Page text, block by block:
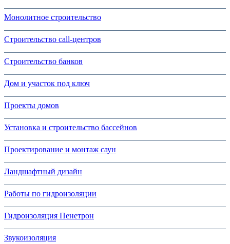
Монолитное строительство
Строительство call-центров
Строительство банков
Дом и участок под ключ
Проекты домов
Установка и строительство бассейнов
Проектирование и монтаж саун
Ландшафтный дизайн
Работы по гидроизоляции
Гидроизоляция Пенетрон
Звукоизоляция